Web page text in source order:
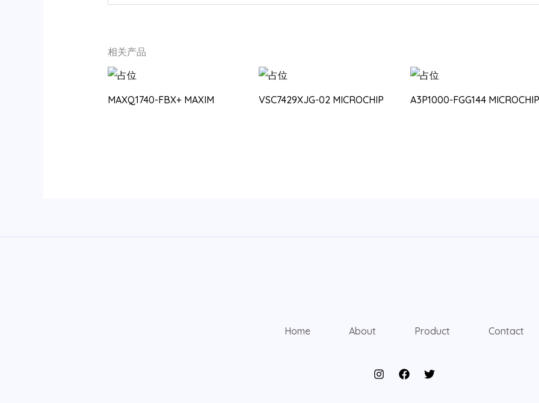
相关产品
MAXQ1740-FBX+ MAXIM VSC7429XJG-02 MICROCHIP A3P1000-FGG144 MICROCHIP
Home About Product Contact